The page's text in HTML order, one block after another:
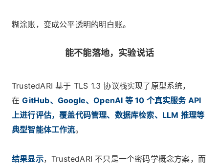
糊涂账，变成公平透明的明白账。
能不能落地，实验说话
TrustedARI 基于 TLS 1.3 协议栈实现了原型系统，
在GitHub、Google、OpenAI 等 10 个真实服务 API
上进行评估，覆盖代码管理、数据库检索、LLM 推理等
典型智能体工作流。
结果显示，TrustedARI 不只是一个密码学概念方案，而